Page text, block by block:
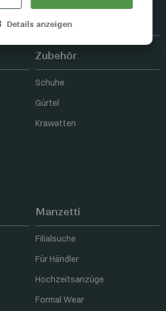
Zubehör
Schuhe
Gürtel
Krawatten
Manzetti
Filialsuche
Für Händler
Hochzeitsanzüge
Formal Wear
Details anzeigen